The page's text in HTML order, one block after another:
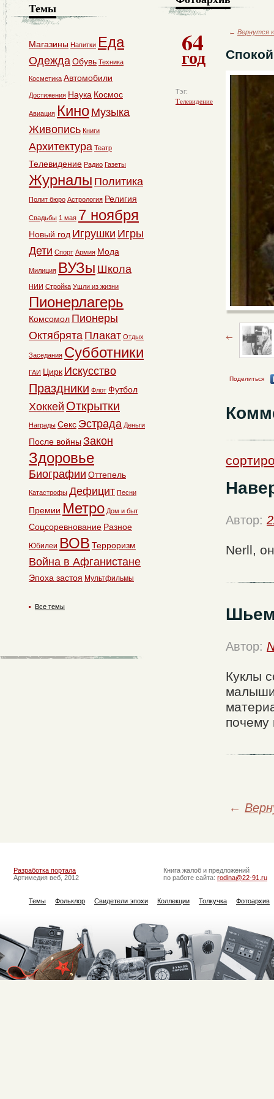
64
год
Тэг:
Телевидение
← Вернутся
Поделиться
Автор:
Nerll,
Автор:
Куклы
почему
←
Темы
Магазины Напитки Еда
ОдеждаОбувь Техника
Косметика Автомобили
Достижения Наука Космос
Авиация Кино Музыка
Живопись Книги
Архитектура Театр
Телевидение Радио Газеты
Журналы Политика
Полит бюро Астрология Религия
Свадьбы 1 мая 7 ноября
Новый год Игрушки Игры
Дети Спорт Армия Мода
Милиция ВУЗы Школа
НИИ Стройка Ушли из жизни
Пионерлагерь
Комсомол Пионеры
Октябрята Плакат Отдых
Заседания Субботники
ГАИ Цирк Искусство
Праздники Флот Футбол
Хоккей Открытки
Награды Секс Эстрада Деньги
После войны Закон
Здоровье
Биографии Оттепель
Катастрофы Дефицит Песни
Премии Метро Дом и быт
Соцсоревнование Разное
Юбилеи ВОВ Терроризм
Война в Афганистане
Эпоха застоя Мультфильмы
Все темы
Разработка портала
Артимедия веб, 2012
Книга жалоб и предложений
по работе сайта: rodina@22-91.ru
Темы Фольклор Свидетели эпохи Коллекции Толкучка Фотоархив